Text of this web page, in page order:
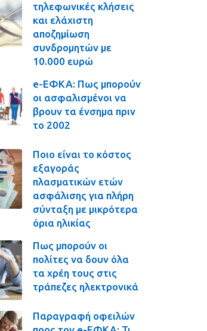
τηλεφωνικές κλήσεις
και ελάχιστη
αποζημίωση
συνδρομητών με
10.000 ευρώ
e-ΕΦΚΑ: Πως μπορούν
οι ασφαλισμένοι να
βρουν τα ένσημα πριν
το 2002
Ποιο είναι το κόστος
εξαγοράς
πλασματικών ετών
ασφάλισης για πλήρη
σύνταξη με μικρότερα
όρια ηλικίας
Πως μπορούν οι
πολίτες να δουν όλα
τα χρέη τους στις
τράπεζες ηλεκτρονικά
Παραγραφή οφειλών